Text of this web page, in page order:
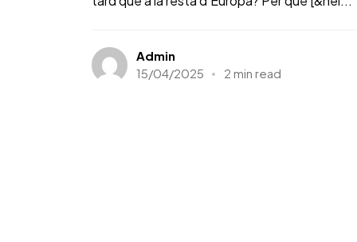
Admin
15/04/2025
2 min read